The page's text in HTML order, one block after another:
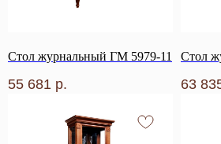
Стол журнальный ГМ 5979-11
55 681 р.
Стол
63